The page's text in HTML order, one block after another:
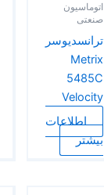
اتوماسیون
صنعتی
ترانسدیوسر
Metrix
5485C
Velocity
اطلاعات
بیشتر